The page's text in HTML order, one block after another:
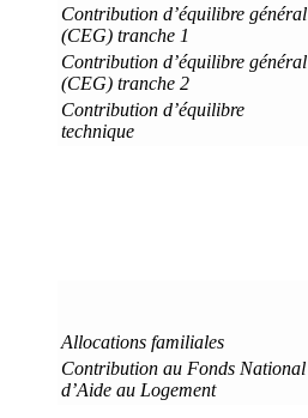
Contribution d’équilibre général
(CEG) tranche 1
Contribution d’équilibre général
(CEG) tranche 2
Contribution d’équilibre
technique
Allocations familiales
Contribution au Fonds National
d’Aide au Logement